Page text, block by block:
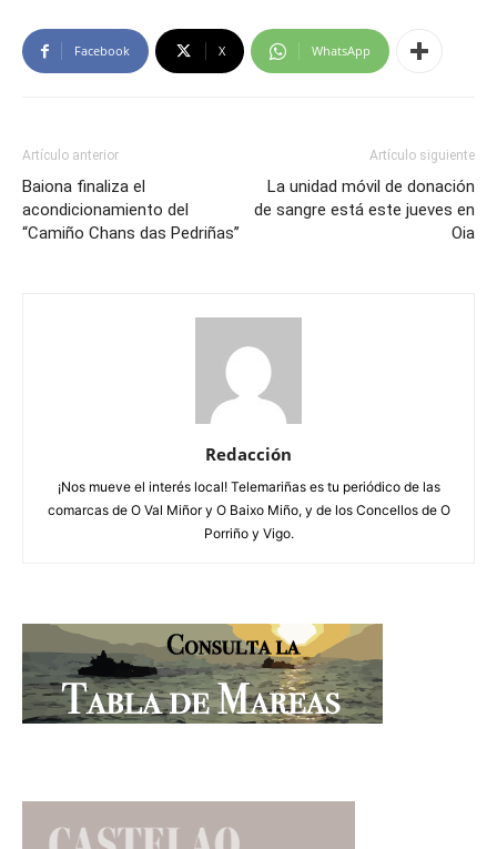
Facebook X WhatsApp
Artículo anterior
Baiona finaliza el
acondicionamiento del
“Camiño Chans das Pedriñas”
Artículo siguiente
La unidad móvil de donación
de sangre está este jueves en
Oia
Redacción
¡Nos mueve el interés local! Telemariñas es tu periódico de las
comarcas de O Val Miñor y O Baixo Miño, y de los Concellos de O
Porriño y Vigo.